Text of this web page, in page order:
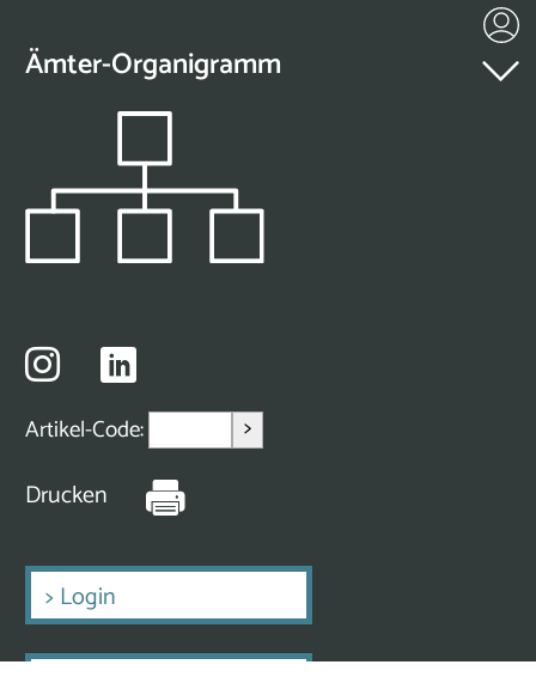
Ämter-Organigramm
Artikel-Code: >
Drucken
> Login